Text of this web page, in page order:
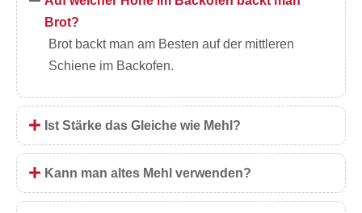
Brot?
Brot backt man am Besten auf der mittleren
Schiene im Backofen.
Ist Stärke das Gleiche wie Mehl?
Kann man altes Mehl verwenden?